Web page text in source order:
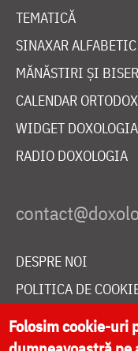
TEMATICĂ
SINAXAR ALFABETIC
MĂNĂSTIRI ȘI
CALENDAR ORTODOX
WIDGET DOXOLOGIA
RADIO DOXOLOGIA
DESPRE NOI
POLITICA DE
DONEAZĂ ONLINE
Folosim cookie-